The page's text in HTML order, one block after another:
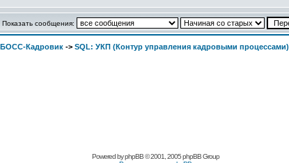
Показать сообщения:
БОСС-Кадровик -> SQL: УКП (Контур управления кадровыми процессами)
Pоwerеd byрhpВB© 2001, 2005 рhpВB Grouр